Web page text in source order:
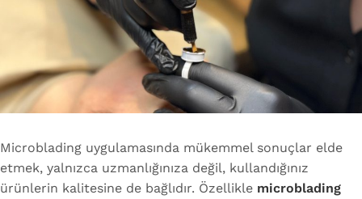
Microblading uygulamasında mükemmel sonuçlar elde
etmek, yalnızca uzmanlığınıza değil, kullandığınız
ürünlerin kalitesine de bağlıdır. Özellikle microblading